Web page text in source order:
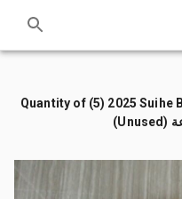
Quantity of (5) 2025 Suihe